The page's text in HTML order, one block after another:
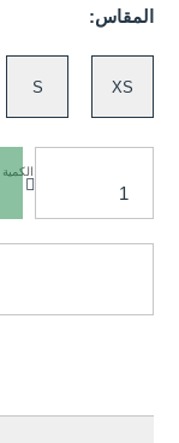
المقاس:
XS
S
الكمية